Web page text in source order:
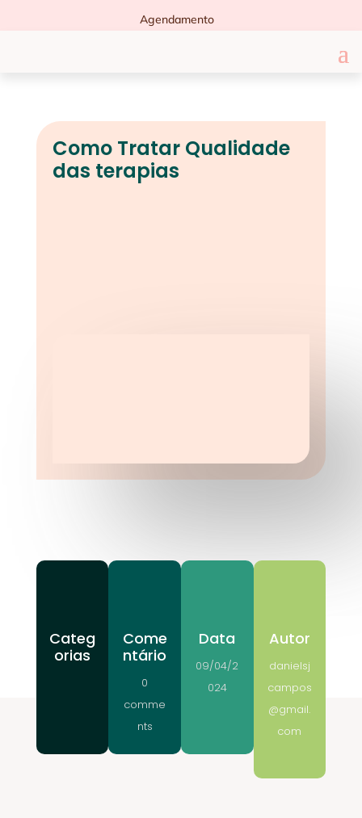
Agendamento
Como Tratar Qualidade
das terapias
Categ
orias
Come
ntário
0
comme
nts
Data
09/04/2
024
Autor
danielsj
campos
@gmail.
com